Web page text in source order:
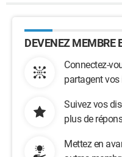
DEVENEZ MEMBRE
Connectez-
partagent vos
Suivez vos
plus de
Mettez en